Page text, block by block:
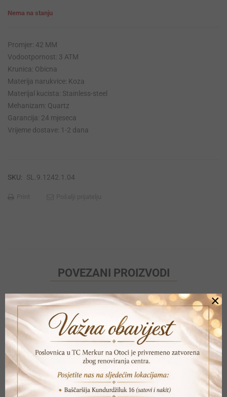
Nema na stanju
Promjer: 42 MM
Vodootpornost: 3 ATM
Krunica: Obicna
Materija narukvice: Koza
Materijal kucista: Stainless-steel
Mehanizam: Quartz
Garancija: 24 mjeseca
Vrijeme dostave: 1-2 dana
SKU: SL.9.1242.1.04
POVEZANI PROIZVODI
×